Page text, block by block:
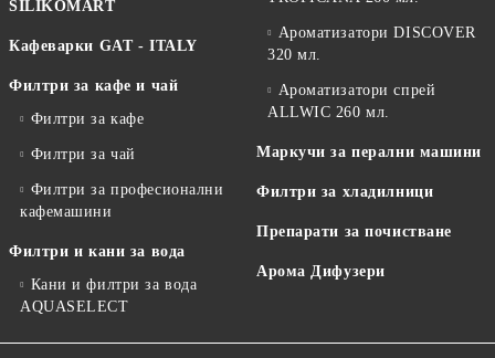
SILIKOMART
Кафеварки GAT - ITALY
Филтри за кафе и чай
Филтри за кафе
Филтри за чай
Филтри за професионални
кафемашини
Филтри и кани за вода
Кани и филтри за вода
AQUASELECT
Ароматизатори DISCOVER
320 мл.
Ароматизатори спрей
ALLWIC 260 мл.
Маркучи за перални машини
Филтри за хладилници
Препарати за почистване
Арома Дифузери